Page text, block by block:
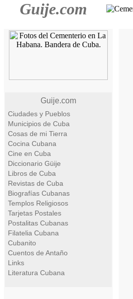
Guije.com
Guije.com
Ciudades y Pueblos
Municipios de Cuba
Cosas de mi Tierra
Cocina Cubana
Cine en Cuba
Diccionario Güije
Libros de Cuba
Revistas de Cuba
Biografías Cubanas
Templos Religiosos
Tarjetas Postales
Postalitas Cubanas
Filatelia Cubana
Cubanito
Cuentos de Antaño
Links
Literatura Cubana